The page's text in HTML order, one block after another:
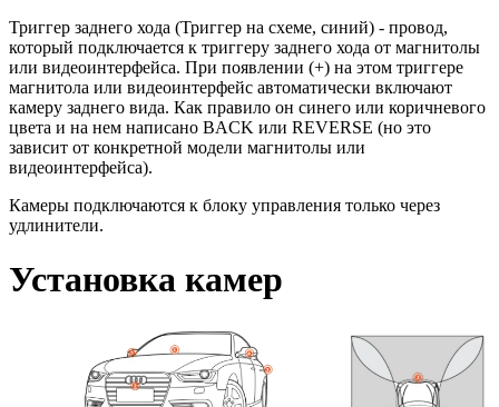
Триггер заднего хода (Триггер на схеме, синий) - провод,
который подключается к триггеру заднего хода от магнитолы
или видеоинтерфейса. При появлении (+) на этом триггере
магнитола или видеоинтерфейс автоматически включают
камеру заднего вида. Как правило он синего или коричневого
цвета и на нем написано BACK или REVERSE (но это
зависит от конкретной модели магнитолы или
видеоинтерфейса).
Камеры подключаются к блоку управления только через
удлинители.
Установка камер